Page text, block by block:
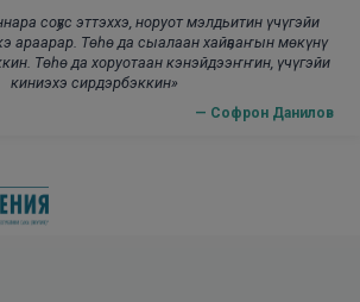
соҕус эттэххэ, норуот мэлдьитин үчүгэйи
араарар. Төһө да сыалаан хайҕааҥын мөкүнү
Төһө да хоруотаан кэнэйдээҥҥин, үчүгэйи
киниэхэ сирдэрбэккин»
— Софрон Данилов